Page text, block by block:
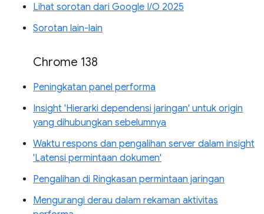
Lihat sorotan dari Google I/O 2025
Sorotan lain-lain
Chrome 138
Peningkatan panel performa
Insight 'Hierarki dependensi jaringan' untuk origin
yang dihubungkan sebelumnya
Waktu respons dan pengalihan server dalam insight
'Latensi permintaan dokumen'
Pengalihan di Ringkasan permintaan jaringan
Mengurangi derau dalam rekaman aktivitas